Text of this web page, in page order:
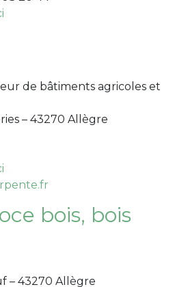
de bâtiments agricoles et
– 43270 Allègre
bois, bois
– 43270 Allègre